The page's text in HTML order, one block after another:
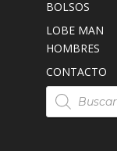
BOLSOS
LOBE MAN
HOMBRES
CONTACTO
Búsqueda
de
productos